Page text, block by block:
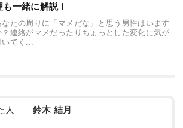
も一緒に解説！
なたの周りに「マメだな」と思う男性はいます
？連絡がマメだったりちょっとした変化に気が
てく...
た人 鈴木 結月